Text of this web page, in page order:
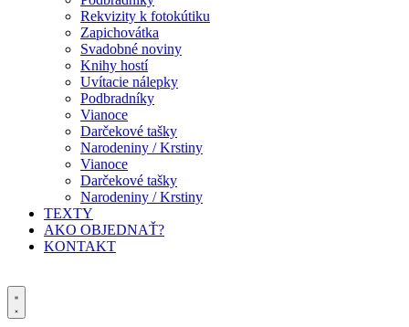
Rekvizity k fotokútiku
Zapichovátka
Svadobné noviny
Knihy hostí
Uvítacie nálepky
Podbradníky
Vianoce
Darčekové tašky
Narodeniny / Krstiny
Vianoce
Darčekové tašky
Narodeniny / Krstiny
TEXTY
AKO OBJEDNAŤ?
KONTAKT